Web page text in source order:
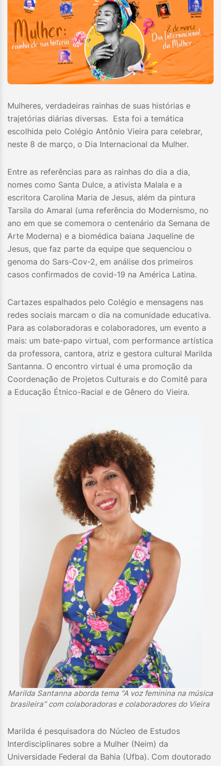
Mulheres, verdadeiras rainhas de suas histórias e
trajetórias diárias diversas. Esta foi a temática
escolhida pelo Colégio Antônio Vieira para celebrar,
neste 8 de março, o Dia Internacional da Mulher.
Entre as referências para as rainhas do dia a dia,
nomes como Santa Dulce, a ativista Malala e a
escritora Carolina Maria de Jesus, além da pintura
Tarsila do Amaral (uma referência do Modernismo, no
ano em que se comemora o centenário da Semana de
Arte Moderna) e a biomédica baiana Jaqueline de
Jesus, que faz parte da equipe que sequenciou o
genoma do Sars-Cov-2, em análise dos primeiros
casos confirmados de covid-19 na América Latina.
Cartazes espalhados pelo Colégio e mensagens nas
redes sociais marcam o dia na comunidade educativa.
Para as colaboradoras e colaboradores, um evento a
mais: um bate-papo virtual, com performance artística
da professora, cantora, atriz e gestora cultural Marilda
Santanna​. O encontro virtual é uma promoção da
Coordenação de Projetos Culturais e do Comitê para
a Educação Étnico-Racial e de Gênero do Vieira.
Marilda Santanna aborda tema “A voz feminina na música
brasileira” com colaboradoras e colaboradores do Vieira
Marilda é pesquisadora do Núcleo de Estudos
Interdisciplinares sobre a Mulher (Neim) da
Universidade Federal da Bahia (Ufba). Com doutorado